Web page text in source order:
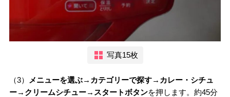
写真15枚
（3）
メニューを選ぶ→カテゴリーで探す→カレー・シチュ
ー→クリームシチュー→スタートボタンを押します。約45分